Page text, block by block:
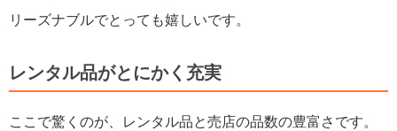
リーズナブルでとっても嬉しいです。
レンタル品がとにかく充実
ここで驚くのが、レンタル品と売店の品数の豊富さです。